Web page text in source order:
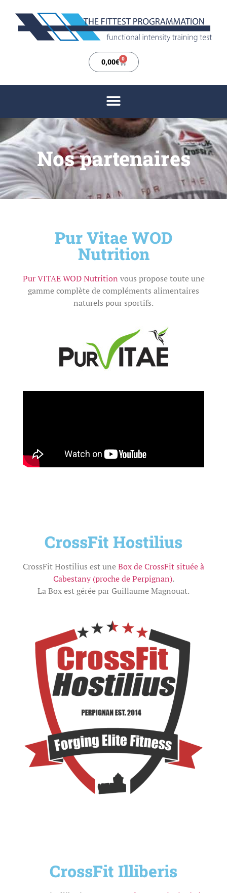
0,00€ 0
Nos partenaires
Pur Vitae WOD
Nutrition
Pur VITAE WOD Nutrition vous propose toute une
gamme complète de compléments alimentaires
naturels pour sportifs.
CrossFit Hostilius
CrossFit Hostilius est uneBox de CrossFit située à
Cabestany (proche de Perpignan).
La Box est gérée par Guillaume Magnouat.
CrossFit Illiberis